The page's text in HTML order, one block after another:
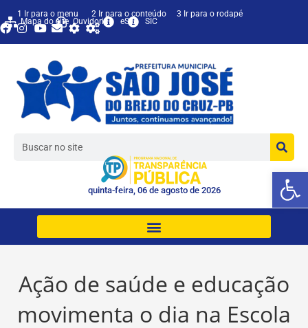
1 Ir para o menu 2 Ir para o conteúdo 3 Ir para o rodapé
Mapa do site Ouvidoria eSIC SIC
quinta-feira, 06 de agosto de 2026
Ação de saúde e educação
movimenta o dia na Escola